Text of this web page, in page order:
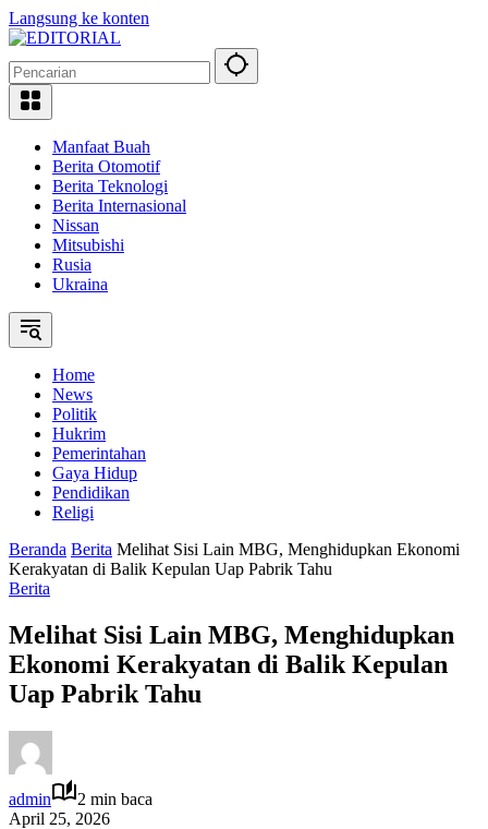
Langsung ke konten
Manfaat Buah
Berita Otomotif
Berita Teknologi
Berita Internasional
Nissan
Mitsubishi
Rusia
Ukraina
Home
News
Politik
Hukrim
Pemerintahan
Gaya Hidup
Pendidikan
Religi
Beranda Berita Melihat Sisi Lain MBG, Menghidupkan Ekonomi
Kerakyatan di Balik Kepulan Uap Pabrik Tahu
Berita
Melihat Sisi Lain MBG, Menghidupkan
Ekonomi Kerakyatan di Balik Kepulan
Uap Pabrik Tahu
admin
2 min baca
April 25, 2026